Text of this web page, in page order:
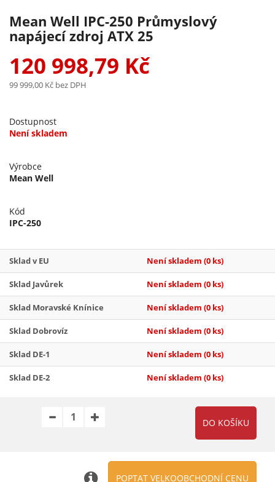
Mean Well IPC-250 Průmyslový
napájecí zdroj ATX 25
120 998,79 Kč
99 999,00 Kč bez DPH
Dostupnost
Není skladem
Výrobce
Mean Well
Kód
IPC-250
Sklad v EU Není skladem (0 ks)
Sklad Javůrek Není skladem (0 ks)
Sklad Moravské Knínice Není skladem (0 ks)
Sklad Dobrovíz Není skladem (0 ks)
Sklad DE-1 Není skladem (0 ks)
Sklad DE-2 Není skladem (0 ks)
POPTAT VELKOOBCHODNÍ CENU